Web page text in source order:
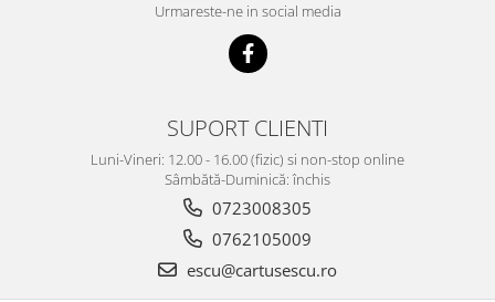
Urmareste-ne in social media
SUPORT CLIENTI
Luni-Vineri: 12.00 - 16.00 (fizic) si non-stop online
Sâmbătă-Duminică: închis
0723008305
0762105009
escu@cartusescu.ro